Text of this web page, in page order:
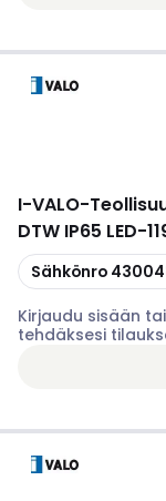
I-VALO-
DTW IP65 LED-
Kopioi
Sähkönro
Kirjaudu sisään
tehdäksesi